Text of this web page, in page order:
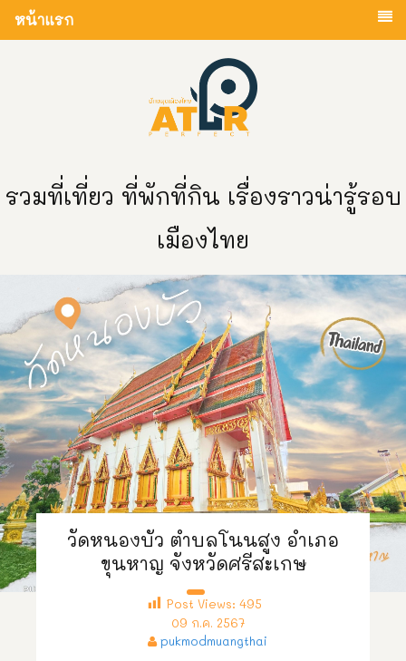
หน้าแรก
รวมที่เที่ยว ที่พักที่กิน เรื่องราวน่ารู้รอบ
เมืองไทย
วัดหนองบัว ตำบลโนนสูง อำเภอ
ขุนหาญ จังหวัดศรีสะเกษ
Post Views: 495
09 ก.ค. 2567
pukmodmuangthai